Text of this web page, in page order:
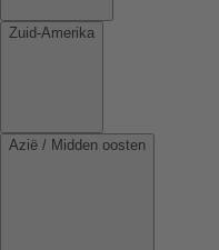
Zuid-Amerika
Azië / Midden oosten